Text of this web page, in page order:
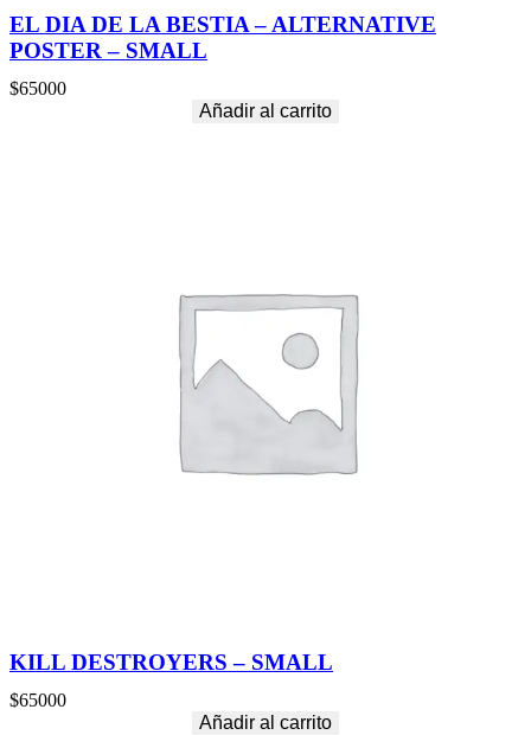
EL DIA DE LA BESTIA – ALTERNATIVE
POSTER – SMALL
$65000
Añadir al carrito
KILL DESTROYERS – SMALL
$65000
Añadir al carrito